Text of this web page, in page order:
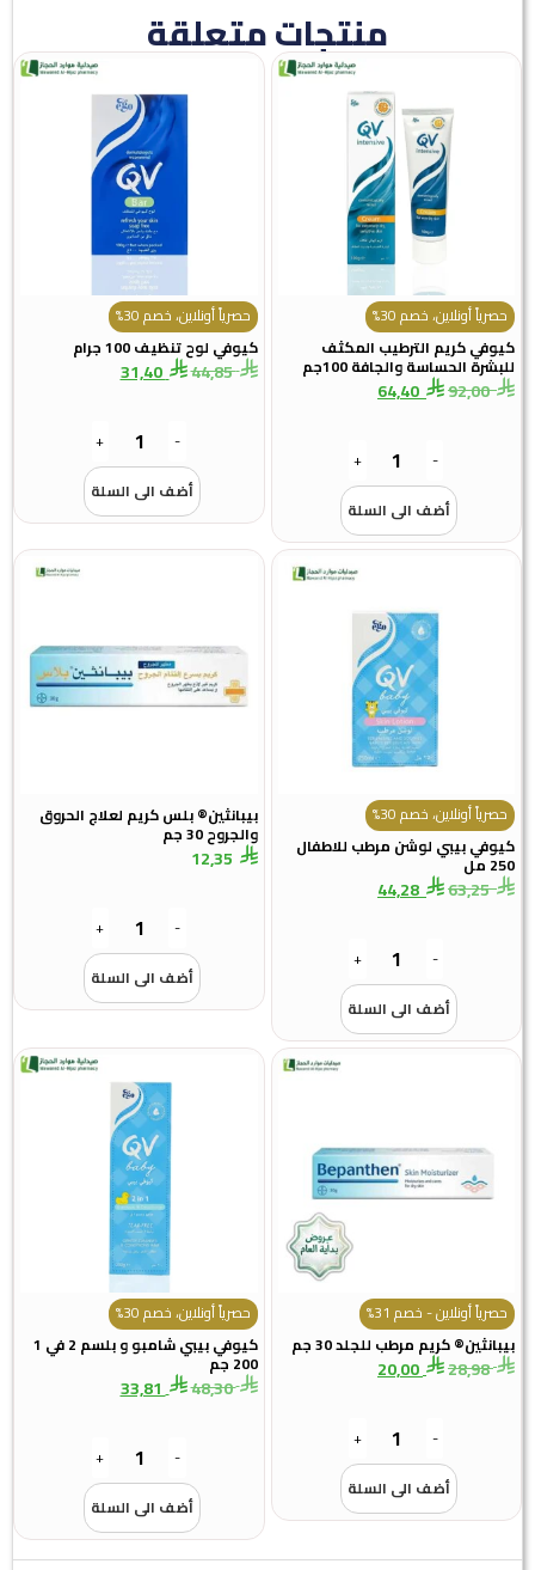
منتجات متعلقة
حصرياً أونلاين، خصم 30%
كيوفي كريم الترطيب المكثف
للبشرة الحساسة والجافة 100جم
92,00
64,40
-
+
أضف الى السلة
حصرياً أونلاين، خصم 30%
كيوفي لوح تنظيف 100 جرام
44,85
31,40
-
+
أضف الى السلة
حصرياً أونلاين، خصم 30%
كيوفي بيبي لوشن مرطب للاطفال
250 مل
63,25
44,28
-
+
أضف الى السلة
بيبانثين® بلس كريم لعلاج الحروق
والجروح 30 جم
12,35
-
+
أضف الى السلة
حصرياً أونلاين - خصم 31%
بيبانثين® كريم مرطب للجلد 30 جم
28,98
20,00
-
+
أضف الى السلة
حصرياً أونلاين، خصم 30%
كيوفي بيبي شامبو و بلسم 2 في 1
200 جم
48,30
33,81
-
+
أضف الى السلة